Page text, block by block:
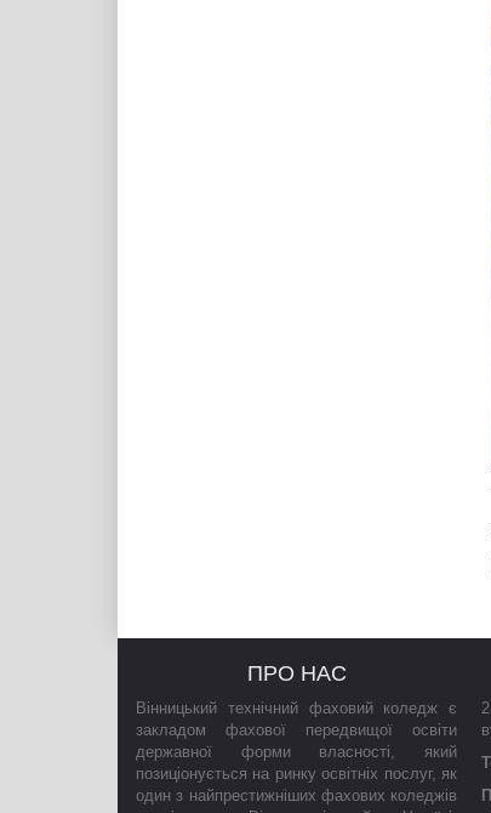
ПРО НАС
Вінницький технічний фаховий коледж є
закладом фахової передвищої освіти
державної форми власності, який
позиціонується на ринку освітніх послуг, як
один з найпрестижніших фахових коледжів